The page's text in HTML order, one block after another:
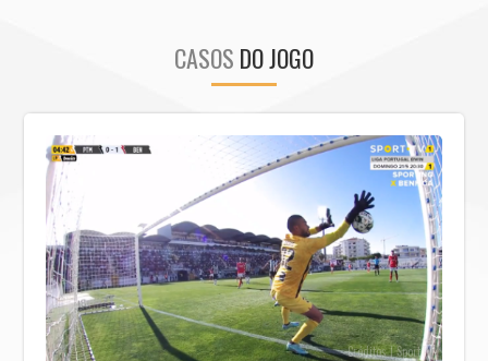
CASOS DO JOGO
Créditos | SportTv